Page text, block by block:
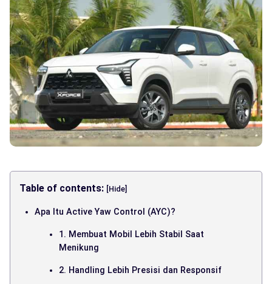
Table of contents: [Hide]
Apa Itu Active Yaw Control (AYC)?
1. Membuat Mobil Lebih Stabil Saat
Menikung
2. Handling Lebih Presisi dan Responsif